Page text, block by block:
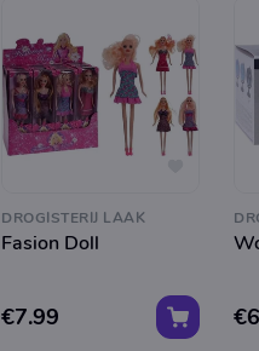
DROGISTERIJ LAAK
Fasion Doll
€7.99